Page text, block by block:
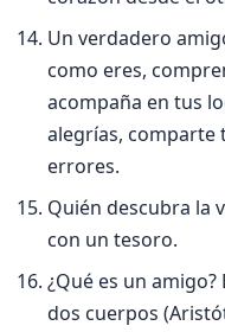
Un verdadero
como eres,
acompaña en tus
alegrí­as, comparte
errores.
Quién descubra la
con un tesoro.
¿Qué es un
dos cuerpos